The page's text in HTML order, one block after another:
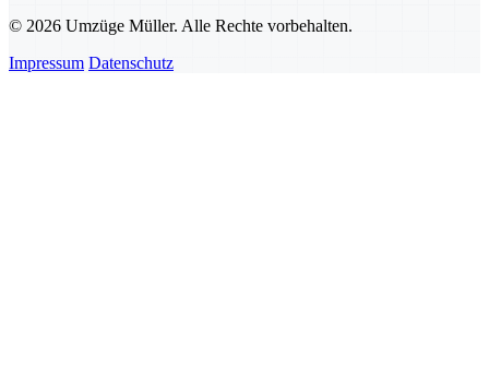
© 2026 Umzüge Müller. Alle Rechte vorbehalten.
Impressum Datenschutz